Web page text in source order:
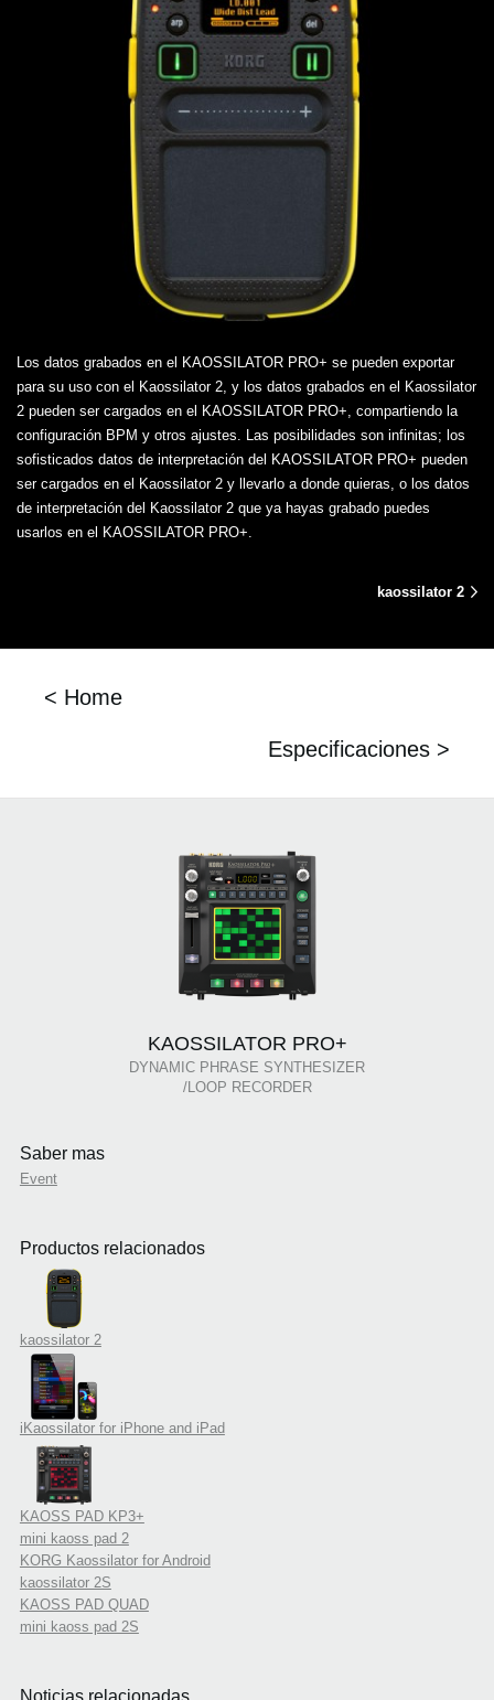
Los datos grabados en el KAOSSILATOR PRO+ se pueden exportar
para su uso con el Kaossilator 2, y los datos grabados en el Kaossilator
2 pueden ser cargados en el KAOSSILATOR PRO+, compartiendo la
configuración BPM y otros ajustes. Las posibilidades son infinitas; los
sofisticados datos de interpretación del KAOSSILATOR PRO+ pueden
ser cargados en el Kaossilator 2 y llevarlo a donde quieras, o los datos
de interpretación del Kaossilator 2 que ya hayas grabado puedes
usarlos en el KAOSSILATOR PRO+.
kaossilator 2
< Home
Especificaciones >
KAOSSILATOR PRO+
DYNAMIC PHRASE SYNTHESIZER
/LOOP RECORDER
Saber mas
Event
Productos relacionados
kaossilator 2
iKaossilator for iPhone and iPad
KAOSS PAD KP3+
mini kaoss pad 2
KORG Kaossilator for Android
kaossilator 2S
KAOSS PAD QUAD
mini kaoss pad 2S